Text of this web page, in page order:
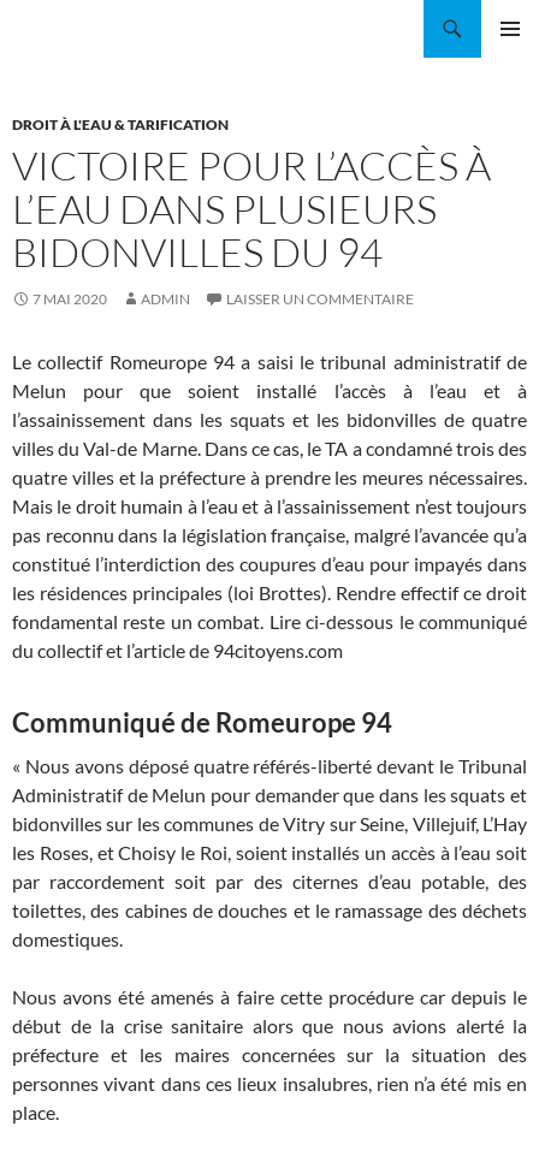
DROIT À L'EAU & TARIFICATION
VICTOIRE POUR L’ACCÈS À
L’EAU DANS PLUSIEURS
BIDONVILLES DU 94
7 MAI 2020 ADMIN LAISSER UN COMMENTAIRE
Le collectif Romeurope 94 a saisi le tribunal administratif de
Melun pour que soient installé l’accès à l’eau et à
l’assainissement dans les squats et les bidonvilles de quatre
villes du Val-de Marne. Dans ce cas, le TA a condamné trois des
quatre villes et la préfecture à prendre les meures nécessaires.
Mais le droit humain à l’eau et à l’assainissement n’est toujours
pas reconnu dans la législation française, malgré l’avancée qu’a
constitué l’interdiction des coupures d’eau pour impayés dans
les résidences principales (loi Brottes). Rendre effectif ce droit
fondamental reste un combat. Lire ci-dessous le communiqué
du collectif et l’article de 94citoyens.com
Communiqué de Romeurope 94
« Nous avons déposé quatre référés-liberté devant le Tribunal
Administratif de Melun pour demander que dans les squats et
bidonvilles sur les communes de Vitry sur Seine, Villejuif, L’Hay
les Roses, et Choisy le Roi, soient installés un accès à l’eau soit
par raccordement soit par des citernes d’eau potable, des
toilettes, des cabines de douches et le ramassage des déchets
domestiques.
Nous avons été amenés à faire cette procédure car depuis le
début de la crise sanitaire alors que nous avions alerté la
préfecture et les maires concernées sur la situation des
personnes vivant dans ces lieux insalubres, rien n’a été mis en
place.